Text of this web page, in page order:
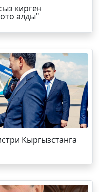
кирген
алды"
Кыргызстанга